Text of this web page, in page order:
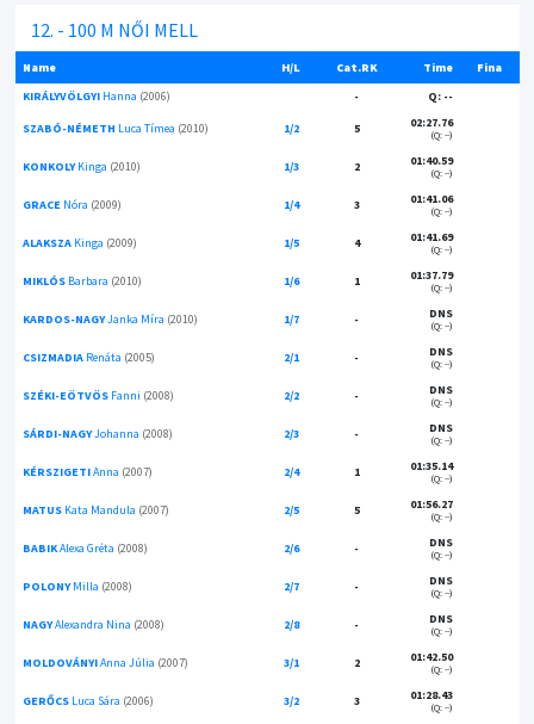
12. - 100 M NŐI MELL
Name H/L Cat.RK Time
Fina
KIRÁLYVÖLGYIHanna (2006) - Q: --
SZABÓ-NÉMETH Luca Tímea (2010) 1/2 5 02:27.76
(Q: --)
KONKOLYKinga (2010) 1/3 2 01:40.59
(Q: --)
GRACENóra (2009) 1/4 3 01:41.06
(Q: --)
ALAKSZAKinga (2009) 1/5 4 01:41.69
(Q: --)
MIKLÓSBarbara (2010) 1/6 1 01:37.79
(Q: --)
KARDOS-NAGYJanka Míra (2010) 1/7 - DNS
(Q: --)
CSIZMADIARenáta (2005) 2/1 - DNS
(Q: --)
SZÉKI-EÖTVÖSFanni (2008) 2/2 - DNS
(Q: --)
SÁRDI-NAGYJohanna (2008) 2/3 - DNS
(Q: --)
KÉRSZIGETIAnna (2007) 2/4 1 01:35.14
(Q: --)
MATUSKata Mandula (2007) 2/5 5 01:56.27
(Q: --)
BABIKAlexa Gréta (2008) 2/6 - DNS
(Q: --)
POLONYMilla (2008) 2/7 - DNS
(Q: --)
NAGYAlexandra Nina (2008) 2/8 - DNS
(Q: --)
MOLDOVÁNYIAnna Júlia (2007) 3/1 2 01:42.50
(Q: --)
GERŐCSLuca Sára (2006) 3/2 3 01:28.43
(Q: --)